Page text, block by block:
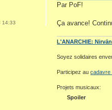
Par PoF!
Ça avance!
L'ANARCHIE:
Soyez solidaires
Participez aucadavre
Projets musicaux:
Spoiler
14:33